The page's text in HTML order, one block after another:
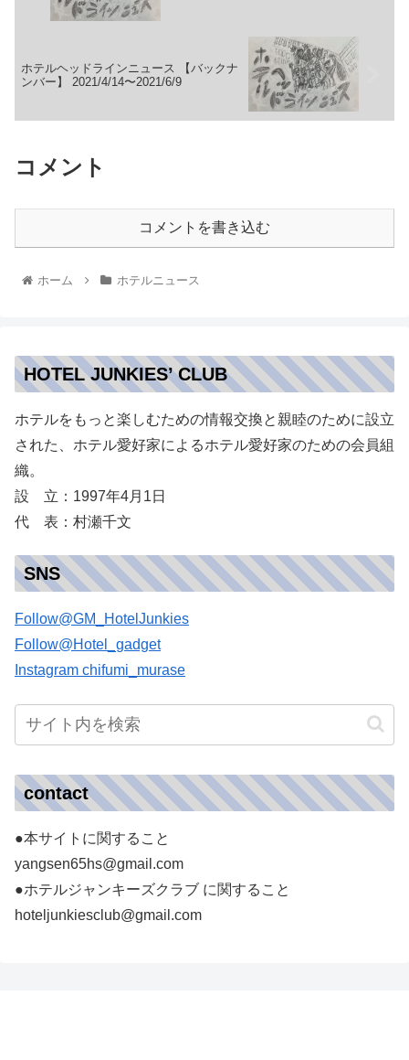
ホテルヘッドラインニュース 【バックナ
ンバー】 2021/4/14〜2021/6/9
コメント
コメントを書き込む
ホーム ホテルニュース
HOTEL JUNKIES’ CLUB
ホテルをもっと楽しむための情報交換と親睦のために設立
された、ホテル愛好家によるホテル愛好家のための会員組
織。
設 立：1997年4月1日
代 表：村瀬千文
SNS
Follow@GM_HotelJunkies
Follow@Hotel_gadget
Instagram chifumi_murase
contact
●本サイトに関すること
yangsen65hs@gmail.com
●ホテルジャンキーズクラブ に関すること
hoteljunkiesclub@gmail.com